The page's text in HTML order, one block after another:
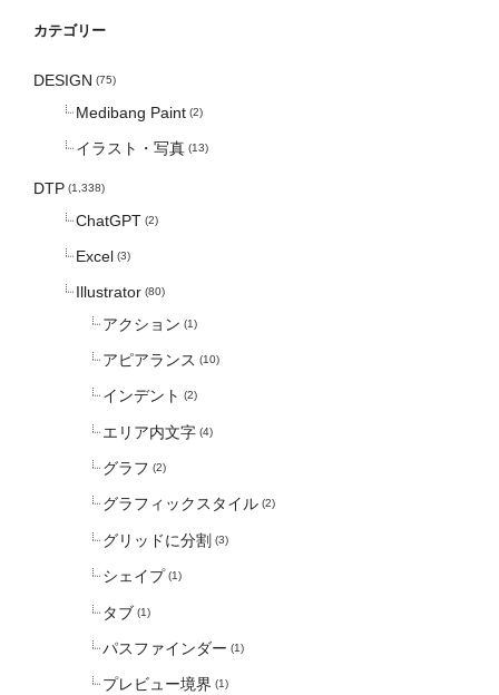
カテゴリー
DESIGN (75)
Medibang Paint (2)
イラスト・写真 (13)
DTP (1,338)
ChatGPT (2)
Excel (3)
Illustrator (80)
アクション (1)
アピアランス (10)
インデント (2)
エリア内文字 (4)
グラフ (2)
グラフィックスタイル (2)
グリッドに分割 (3)
シェイプ (1)
タブ (1)
パスファインダー (1)
プレビュー境界 (1)